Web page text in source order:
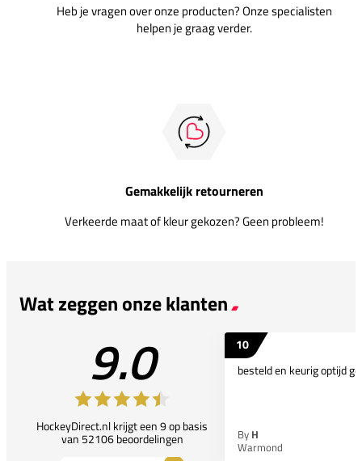
Heb je vragen over onze producten? Onze specialisten
helpen je graag verder.
Gemakkelijk retourneren
Verkeerde maat of kleur gekozen? Geen probleem!
Wat zeggen onze klanten
9.0
HockeyDirect.nl krijgt een 9 op basis
van 52106 beoordelingen
10
besteld en keurig optijd
By H
Warmond